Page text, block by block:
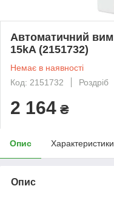
Автоматичний
15kA (2151732)
Немає в наявності
Код: 2151732
Роздріб
2 164 ₴
Опис Характеристики
Опис